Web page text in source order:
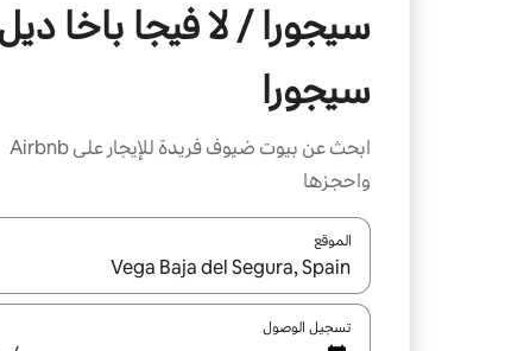
سيجورا / لا فيجا باخا
سيجورا
ابحث عن بيوت ضيوف فريدة للإيجار على Airbnb
واحجزها
الموقع
عند توفر النتائج، انتقل باستخدام السهمين
تسجيل الوصول